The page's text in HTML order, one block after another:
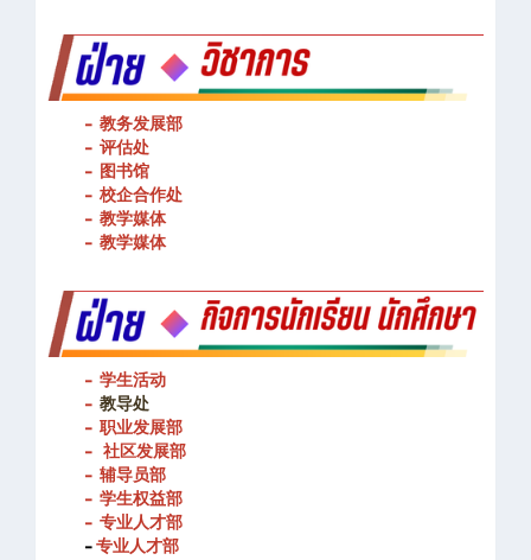
- 教务发展部
- 评估处
- 图书馆
- 校企合作处
- 教学媒体
- 教学媒体
- 学生活动
- 教导处
- 职业发展部
- 社区发展部
- 辅导员部
- 学生权益部
- 专业人才部
-专业人才部